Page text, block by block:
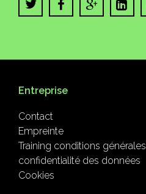
Entreprise
Contact
Empreinte
Training conditions générales
confidentialité des données
Cookies